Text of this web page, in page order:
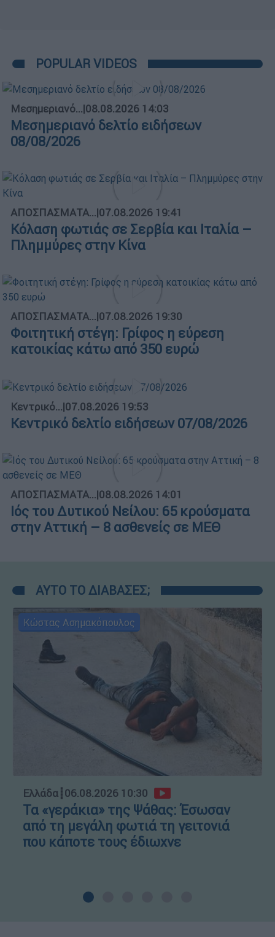
POPULAR VIDEOS
Μεσημεριανό...|08.08.2026 14:03
Μεσημεριανό δελτίο ειδήσεων
08/08/2026
ΑΠΟΣΠΑΣΜΑΤΑ...|07.08.2026 19:41
Κόλαση φωτιάς σε Σερβία και Ιταλία –
Πλημμύρες στην Κίνα
ΑΠΟΣΠΑΣΜΑΤΑ...|07.08.2026 19:30
Φοιτητική στέγη: Γρίφος η εύρεση
κατοικίας κάτω από 350 ευρώ
Κεντρικό...|07.08.2026 19:53
Κεντρικό δελτίο ειδήσεων 07/08/2026
ΑΠΟΣΠΑΣΜΑΤΑ...|08.08.2026 14:01
Ιός του Δυτικού Νείλου: 65 κρούσματα
στην Αττική – 8 ασθενείς σε ΜΕΘ
ΑΥΤΟ ΤΟ ΔΙΑΒΑΣΕΣ;
Κώστας Ασημακόπουλος
Ελλάδα┋06.08.2026 10:30
Τα «γεράκια» της Ψάθας: Έσωσαν
από τη μεγάλη φωτιά τη γειτονιά
που κάποτε τους έδιωχνε